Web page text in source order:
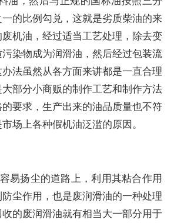
的比例勾兑，这就是劣质柴油的来
机油，经过适当工艺处理，除去变
染物成为润滑油，然后经过包装流
法虽然从各方面来讲都是一直合理
部分小商贩的制作工艺和制作方法
要求，生产出来的油品质量也不符
场上各种假机油泛滥的原因。
易扬尘的道路上，利用其粘合作用
尘作用，也是废润滑油的一种处理
的废润滑油就有相当大一部分用于